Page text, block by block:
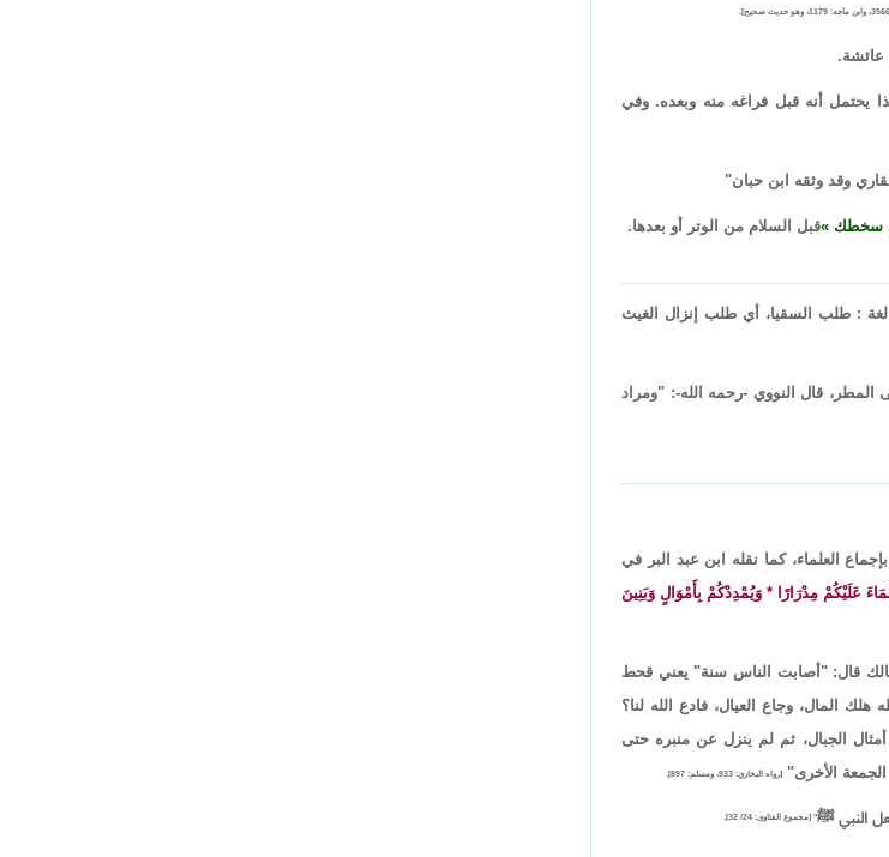
عائشة.
يحتمل أنه قبل فراغه منه وبعده. وفي
وقد وثقه ابن حبان"
سخطك قبل السلام من الوتر أو بعدها.
لغة : طلب السقيا، أي طلب إنزال الغيث
المطر، قال النووي -رحمه الله-: "ومراد
العلماء، كما نقله ابن عبد البر في
عَلَيْكُمْ مِدْرَارًا * وَيُمْدِدْكُمْ بِأَمْوَالٍ وَبَنِينَ
قال: "أصابت الناس سنة" يعني قحط
المال، وجاع العيال، فادع الله لنا؟
الجبال، ثم لم ينزل عن منبره حتى
الأخرى" [رواه البخاري: 933، ومسلم: 897].
النبي ﷺ" [مجموع الفتاوى: 24/ 32].